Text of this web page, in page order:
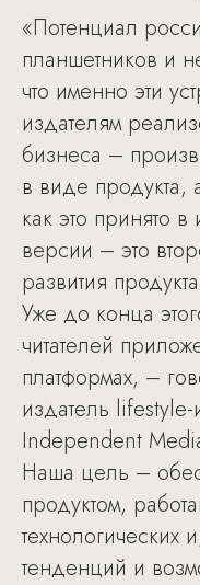
«Потенциал
планшетников и
что именно эти
издателям
бизнеса –
в виде
как это принято
версии – это
развития
Уже до конца
читателей
платформах, –
издатель lifestyle-
Independent
Наша цель –
продуктом,
тенденций и